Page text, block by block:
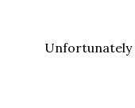
Unfortunately